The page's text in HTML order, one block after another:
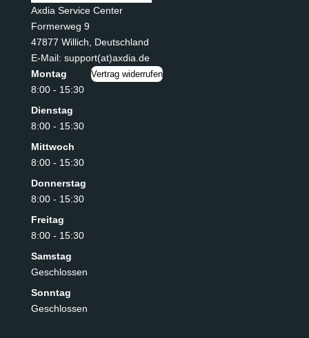
Axdia Service Center
Formerweg 9
47877 Willich
Deutschland
E-Mail: support(at)axdia.de
Montag
8:00 - 15:30
Dienstag
8:00 - 15:30
Mittwoch
8:00 - 15:30
Donnerstag
8:00 - 15:30
Freitag
8:00 - 15:30
Samstag
Geschlossen
Sonntag
Geschlossen
Vertrag widerrufen